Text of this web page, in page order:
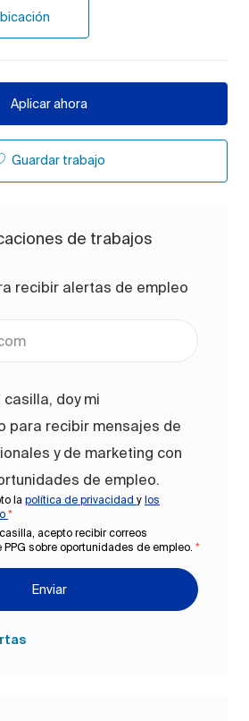
Aplicar ahora
Guardar trabajo
de trabajos
recibir alertas de empleo
de correo electrónico
doy mi
para recibir mensajes de
y de marketing con
de empleo.
la política de privacidad y los
*
acepto recibir correos
sobre oportunidades de empleo. *
Enviar